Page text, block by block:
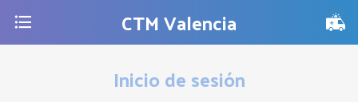
CTM Valencia
Inicio de sesión